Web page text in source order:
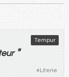
Tempur
"
#Literie